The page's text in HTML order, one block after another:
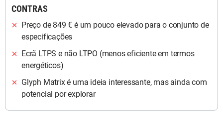
CONTRAS
Preço de 849 € é um pouco elevado para o conjunto de
especificações
Ecrã LTPS e não LTPO (menos eficiente em termos
energéticos)
Glyph Matrix é uma ideia interessante, mas ainda com
potencial por explorar